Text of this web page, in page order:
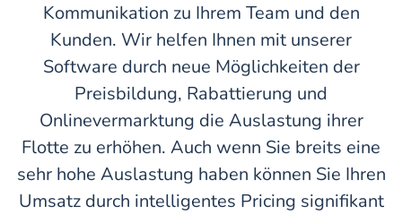
Kommunikation zu Ihrem Team und den
Kunden. Wir helfen Ihnen mit unserer
Software durch neue Möglichkeiten der
Preisbildung, Rabattierung und
Onlinevermarktung die Auslastung ihrer
Flotte zu erhöhen. Auch wenn Sie breits eine
sehr hohe Auslastung haben können Sie Ihren
Umsatz durch intelligentes Pricing signifikant